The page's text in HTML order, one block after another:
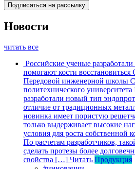
Новости
читать все
Российские ученые
помогают кости восстановиться
Передовой инженерной школы
политехнического
разработали новый тип
отличие от традиционных
новинка имеет пористую
только выдерживает высокие
условия для роста собственной
По расчетам разработчиков,
сделать протезы более
свойства […] Читать Продукция